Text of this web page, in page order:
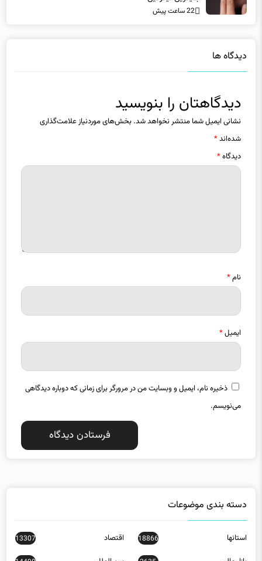
نشانی ایمیل شما منتشر نخواهد شد.بخش‌های موردنیاز علامت‌گذاری
شده‌اند*
دیدگاه*
ایمیل*
ذخیره نام، ایمیل و وبسایت من در مرورگر برای زمانی که دوباره دیدگاهی
می‌نویسم.
استانها
بازار مالی 2635
14490